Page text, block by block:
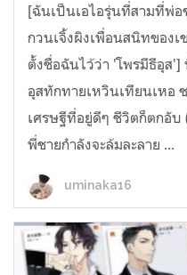
[ฉันเป็นเอไอรุ่นที่สามที่พ่
กวนเจิ้งผิงเพื่อนสนิทของ
ตั้งชื่อฉันไว้ว่า 'โพรมีธีอุส
อุสทักทายเหวินเทียนเหอ
เศรษฐีที่อยู่ดีๆ ชีวิตก็ตกอับ
พี่ชายกำลังจะล้มละลาย ...
uminaka16